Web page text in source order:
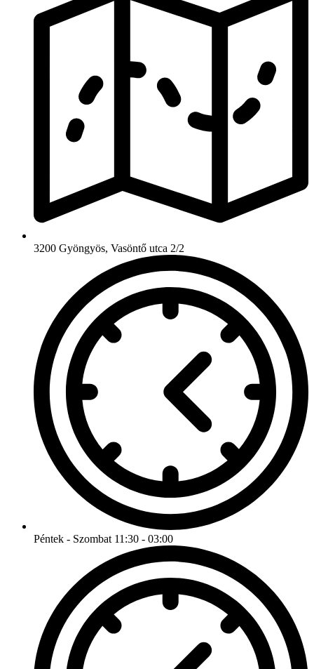
3200 Gyöngyös, Vasöntő utca 2/2
Péntek - Szombat 11:30 - 03:00